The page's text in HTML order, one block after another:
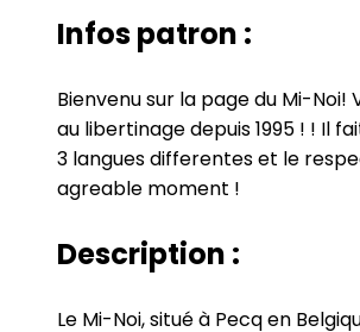
Infos patron :
Bienvenu sur la page du Mi-
au libertinage depuis 1995 ! ! Il
3 langues differentes et le
agreable moment !
Description :
Le Mi-Noi, situé à Pecq en